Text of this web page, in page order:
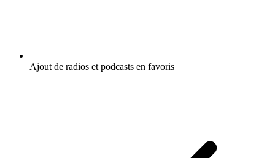
Ajout de radios et podcasts en favoris